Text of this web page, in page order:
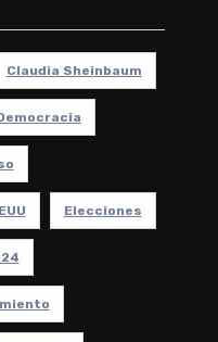
Claudia Sheinbaum
Elecciones